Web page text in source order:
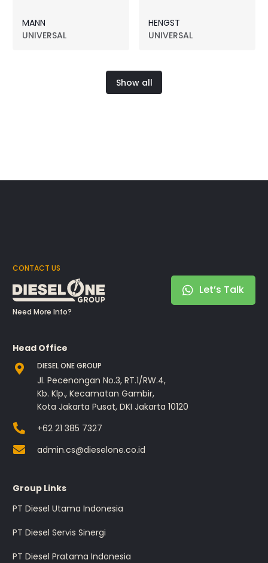
MANN
UNIVERSAL
HENGST
UNIVERSAL
Show all
CONTACT US
Need More Info?
Let’s Talk
Head Office
DIESEL ONE GROUP
Jl. Pecenongan No.3, RT.1/RW.4,
Kb. Klp., Kecamatan Gambir,
Kota Jakarta Pusat, DKI Jakarta 10120
+62 21 385 7327
admin.cs@dieselone.co.id
Group Links
PT Diesel Utama Indonesia
PT Diesel Servis Sinergi
PT Diesel Pratama Indonesia